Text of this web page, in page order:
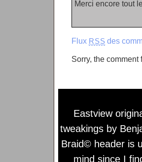
Merci encore tout
Flux RSS des
Sorry, the
Eastview
tweakings by
Braid© header is
mind since I